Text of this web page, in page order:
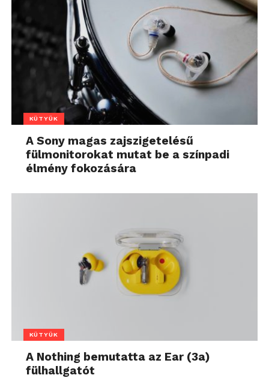
KÜTYÜK
A Sony magas zajszigetelésű
fülmonitorokat mutat be a színpadi
élmény fokozására
KÜTYÜK
A Nothing bemutatta az Ear (3a)
fülhallgatót